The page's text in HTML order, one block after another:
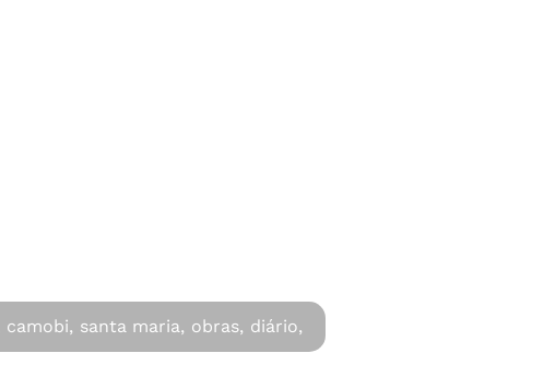
camobi, santa maria, obras, diário,